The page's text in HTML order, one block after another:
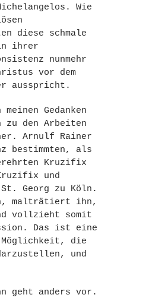
Wie
diese schmale
ihrer
nunmehr
vor dem
ausspricht.
Gedanken
zu den Arbeiten
Arnulf Rainer
bestimmten, als
Kruzifix
und
Georg zu Köln.
malträtiert ihn,
vollzieht somit
Das ist eine
Möglichkeit, die
und
geht anders vor.